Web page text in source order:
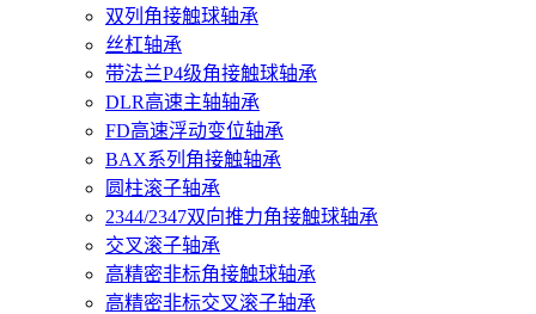
双列角接触球轴承
丝杠轴承
带法兰P4级角接触球轴承
DLR高速主轴轴承
FD高速浮动变位轴承
BAX系列角接触轴承
圆柱滚子轴承
2344/2347双向推力角接触球轴承
交叉滚子轴承
高精密非标角接触球轴承
高精密非标交叉滚子轴承